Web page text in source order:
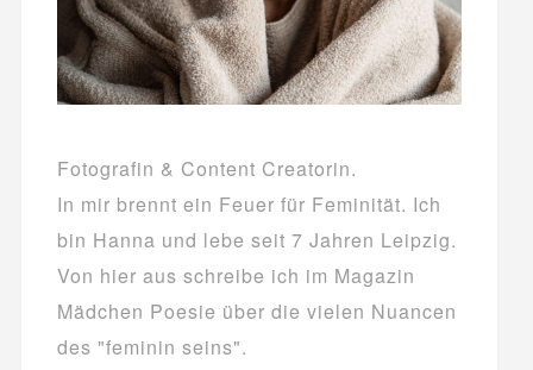
Fotografin & Content Creatorin.
In mir brennt ein Feuer für Feminität. Ich
bin Hanna und lebe seit 7 Jahren Leipzig.
Von hier aus schreibe ich im Magazin
Mädchen Poesie über die vielen Nuancen
des "feminin seins".